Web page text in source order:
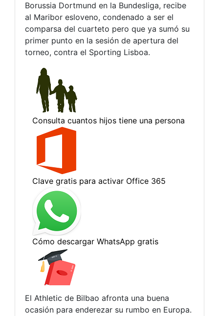
Borussia Dortmund en la Bundesliga, recibe
al Maribor esloveno, condenado a ser el
comparsa del cuarteto pero que ya sumó su
primer punto en la sesión de apertura del
torneo, contra el Sporting Lisboa.
El Athletic de Bilbao afronta una buena
ocasión para enderezar su rumbo en Europa.